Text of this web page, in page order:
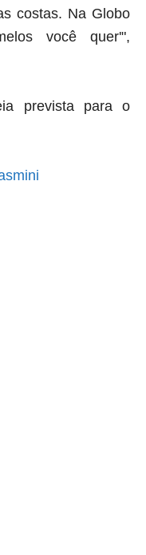
costas. Na Globo
você quer'",
prevista para o